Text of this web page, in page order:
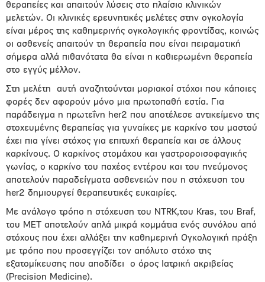
θεραπείες και απαιτούν λύσεις στο πλαίσιο κλινικών
μελετών. Οι κλινικές ερευνητικές μελέτες στην ογκολογία
είναι μέρος της καθημερινής ογκολογικής φροντίδας, κοινώς
οι ασθενείς απαιτούν τη θεραπεία που είναι πειραματική
σήμερα αλλά πιθανότατα θα είναι η καθιερωμένη θεραπεία
στο εγγύς μέλλον.
Στη μελέτη αυτή αναζητούνται μοριακοί στόχοι που κάποιες
φορές δεν αφορούν μόνο μια πρωτοπαθή εστία. Για
παράδειγμα η πρωτεΐνη her2 που αποτέλεσε αντικείμενο της
στοχευμένης θεραπείας για γυναίκες με καρκίνο του μαστού
έχει πια γίνει στόχος για επιτυχή θεραπεία και σε άλλους
καρκίνους. Ο καρκίνος στομάχου και γαστροροισοφαγικής
γωνίας, ο καρκίνο του παχέος εντέρου και του πνεύμονος
αποτελούν παραδείγματα ασθενειών που η στόχευση του
her2 δημιουργεί θεραπευτικές ευκαιρίες.
Με ανάλογο τρόπο η στόχευση του NTRK,του Kras, του Braf,
του MET αποτελούν απλά μικρά κομμάτια ενός συνόλου από
στόχους που έχει αλλάξει την καθημερινή Ογκολογική πράξη
με τρόπο που προσεγγίζει τον απόλυτο στόχο της
εξατομίκευσης που αποδίδει ο όρος Ιατρική ακριβείας
(Precision Medicine).